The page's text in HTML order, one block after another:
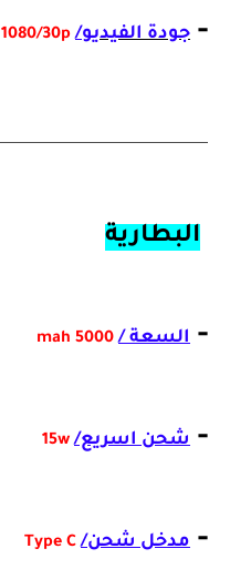
- جودة الفيديو/
1080/30p
البطارية
- السعة / 5000 mah
- شحن اسريع/ 15w
- مدخل شحن/ Type C